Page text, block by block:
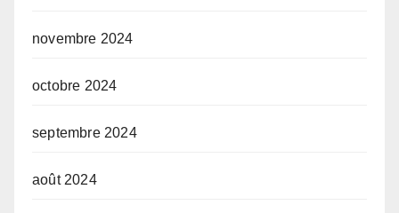
novembre 2024
octobre 2024
septembre 2024
août 2024